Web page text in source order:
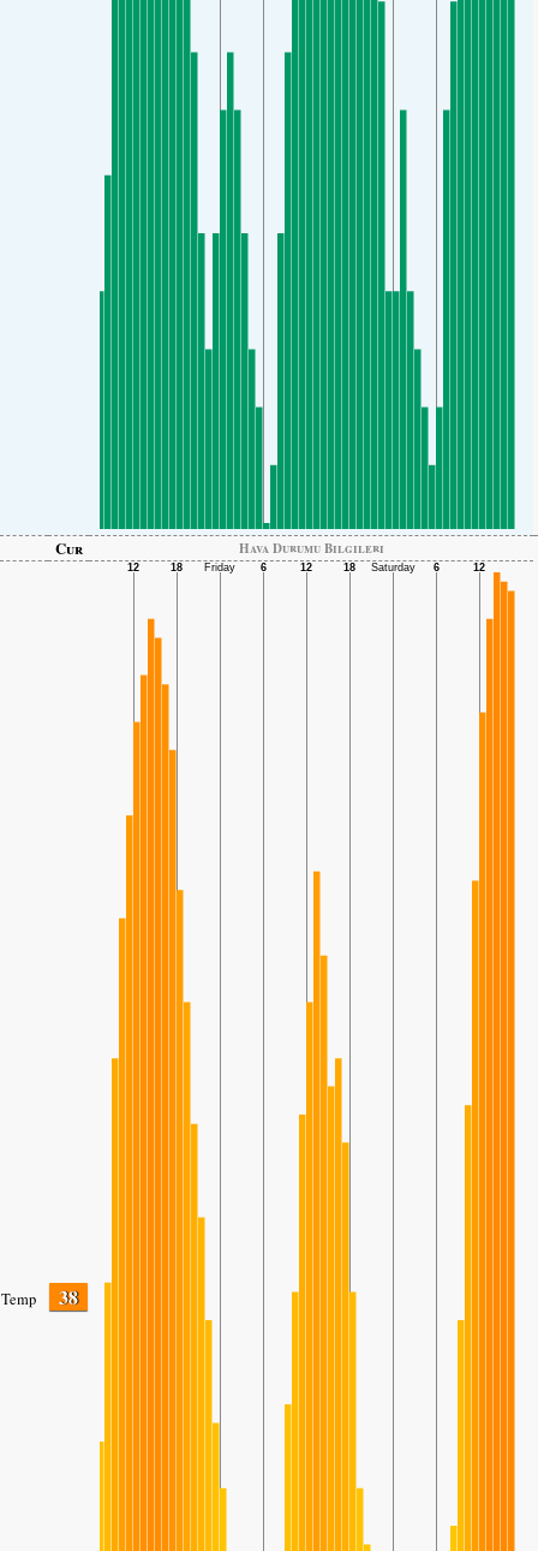
Cur Hava Durumu Bilgileri
Temp 38